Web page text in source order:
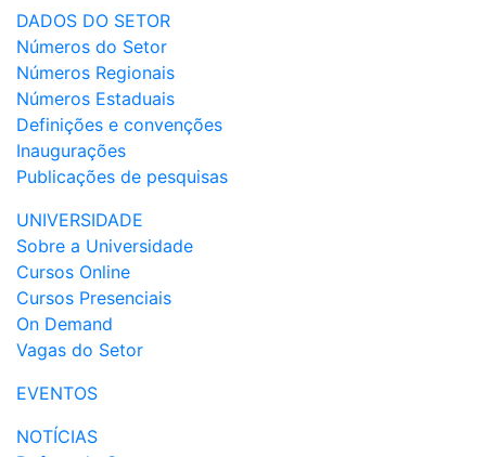
DADOS DO SETOR
Números do Setor
Números Regionais
Números Estaduais
Definições e convenções
Inaugurações
Publicações de pesquisas
UNIVERSIDADE
Sobre a Universidade
Cursos Online
Cursos Presenciais
On Demand
Vagas do Setor
EVENTOS
NOTÍCIAS